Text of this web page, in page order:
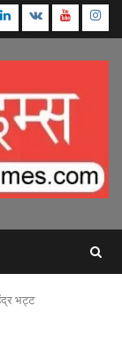
Linkedin
VK Youtube
भट्ट